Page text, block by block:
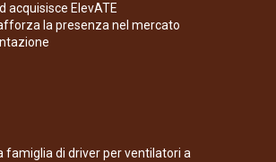
acquisisce ElevATE
la presenza nel mercato
famiglia di driver per ventilatori a